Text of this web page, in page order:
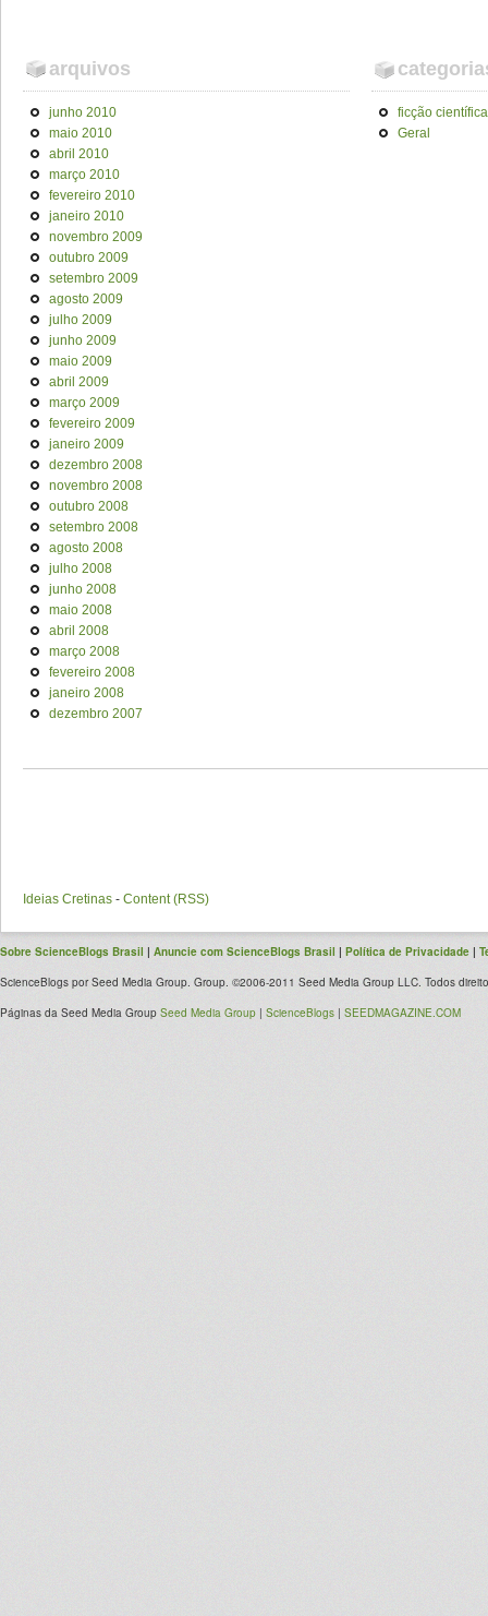
arquivos
junho 2010
maio 2010
abril 2010
março 2010
fevereiro 2010
janeiro 2010
novembro 2009
outubro 2009
setembro 2009
agosto 2009
julho 2009
junho 2009
maio 2009
abril 2009
março 2009
fevereiro 2009
janeiro 2009
dezembro 2008
novembro 2008
outubro 2008
setembro 2008
agosto 2008
julho 2008
junho 2008
maio 2008
abril 2008
março 2008
fevereiro 2008
janeiro 2008
dezembro 2007
ficção científica
Geral
Ideias Cretinas - Content (RSS)
Sobre ScienceBlogs Brasil | Anuncie com ScienceBlogs Brasil | Política de Privacidade |
ScienceBlogs por Seed Media Group. Group. ©2006-2011 Seed Media Group LLC. Todos
Páginas da Seed Media Group Seed Media Group | ScienceBlogs | SEEDMAGAZINE.COM